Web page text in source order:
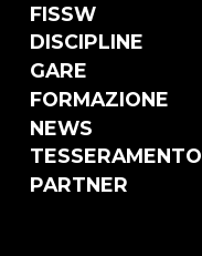
FISSW
DISCIPLINE
GARE
FORMAZIONE
NEWS
TESSERAMENTO
PARTNER